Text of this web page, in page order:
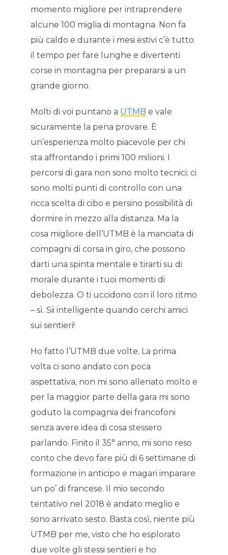
momento migliore per intraprendere
alcune 100 miglia di montagna. Non fa
più caldo e durante i mesi estivi c’è tutto
il tempo per fare lunghe e divertenti
corse in montagna per prepararsi a un
grande giorno.
Molti di voi puntano a UTMB e vale
sicuramente la pena provare. È
un’esperienza molto piacevole per chi
sta affrontando i primi 100 milioni. I
percorsi di gara non sono molto tecnici; ci
sono molti punti di controllo con una
ricca scelta di cibo e persino possibilità di
dormire in mezzo alla distanza. Ma la
cosa migliore dell’UTMB è la manciata di
compagni di corsa in giro, che possono
darti una spinta mentale e tirarti su di
morale durante i tuoi momenti di
debolezza. O ti uccidono con il loro ritmo
– sì. Sii intelligente quando cerchi amici
sui sentieri!
Ho fatto l’UTMB due volte. La prima
volta ci sono andato con poca
aspettativa, non mi sono allenato molto e
per la maggior parte della gara mi sono
goduto la compagnia dei francofoni
senza avere idea di cosa stessero
parlando. Finito il 35° anno, mi sono reso
conto che devo fare più di 6 settimane di
formazione in anticipo e magari imparare
un po’ di francese. Il mio secondo
tentativo nel 2018 è andato meglio e
sono arrivato sesto. Basta così, niente più
UTMB per me, visto che ho esplorato
due volte gli stessi sentieri e ho